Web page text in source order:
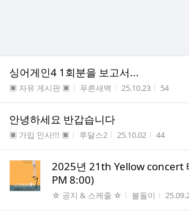
싱어게인4 1회분을 보고서...
게시판명
▣ 자유 게시판 ▣ 작성자
푸른새벽 작성시간
25.10.23 조회수
54
안녕하세요 반갑습니다
게시판명
▣ 가입 인사!!! ▣ 작성자
루달스2 작성시간
25.10.02 조회수
44
2025년 21th Yellow concert
PM 8:00)
게시판명
☆ 공지 & 스케줄 ☆ 작성자
볼돌이 작성